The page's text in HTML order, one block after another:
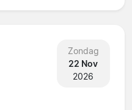
Zondag
22 Nov
2026